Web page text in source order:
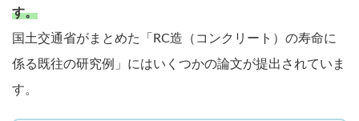
す。
国土交通省がまとめた「RC造（コンクリート）の寿命に
係る既往の研究例」にはいくつかの論文が提出されていま
す。